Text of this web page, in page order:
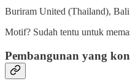
Buriram United (Thailand),
Motif? Sudah tentu untuk
Pembangunan yang